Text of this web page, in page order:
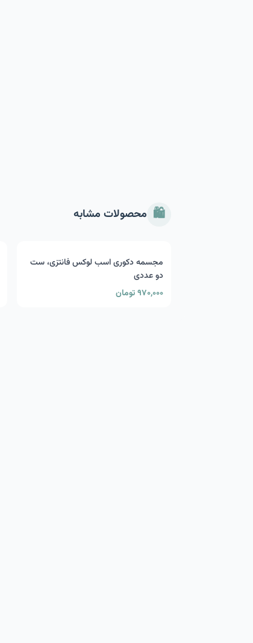
🛍️ محصولات مشابه
مجسمه دکوری اسب لوکس فانتزی، ست
دو عددی
۹۷۰,۰۰۰ تومان